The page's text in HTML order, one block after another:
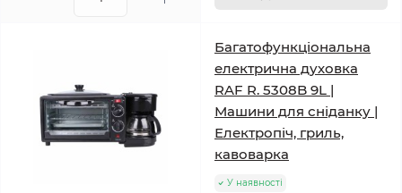
Багатофункціональна
електрична духовка
RAF R. 5308B 9L |
Машини для сніданку |
Електропіч, гриль,
кавоварка
У наявності